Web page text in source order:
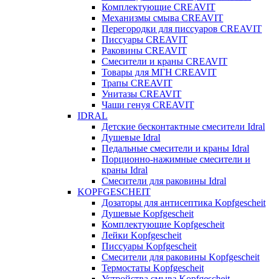
Комплектующие CREAVIT
Механизмы смыва CREAVIT
Перегородки для писсуаров CREAVIT
Писсуары CREAVIT
Раковины CREAVIT
Смесители и краны CREAVIT
Товары для МГН CREAVIT
Трапы CREAVIT
Унитазы CREAVIT
Чаши генуя CREAVIT
IDRAL
Детские бесконтактные смесители Idral
Душевые Idral
Педальные смесители и краны Idral
Порционно-нажимные смесители и
краны Idral
Смеcители для раковины Idral
KOPFGESCHEIT
Дозаторы для антисептика Kopfgescheit
Душевые Kopfgescheit
Комплектующие Kopfgescheit
Лейки Kopfgescheit
Писсуары Kopfgescheit
Смесители для раковины Kopfgescheit
Термостаты Kopfgescheit